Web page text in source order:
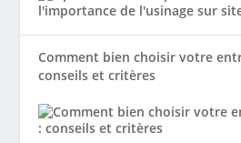
Comment bien choisir votre
conseils et critères